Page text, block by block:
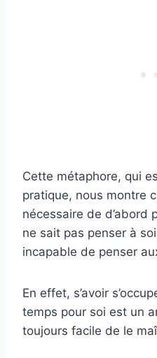
Cette métaphore, qui
pratique, nous montre
nécessaire de d’abord
ne sait pas penser à
incapable de penser
En effet, s’avoir
temps pour soi est un
toujours facile de le